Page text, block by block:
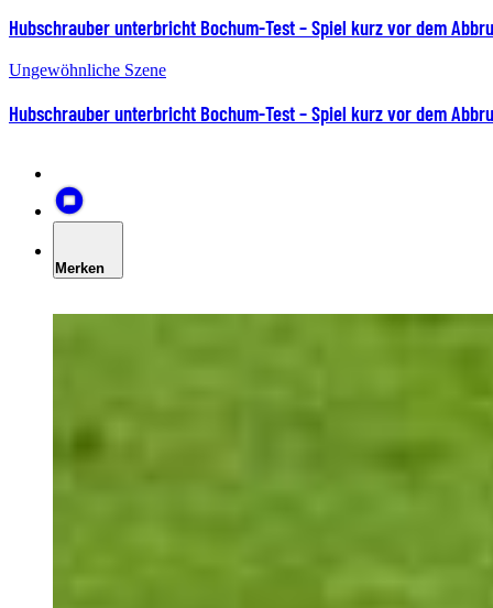
Hubschrauber unterbricht Bochum-Test – Spiel kurz vor dem
Ungewöhnliche Szene
Hubschrauber unterbricht Bochum-Test – Spiel kurz vor dem
Merken